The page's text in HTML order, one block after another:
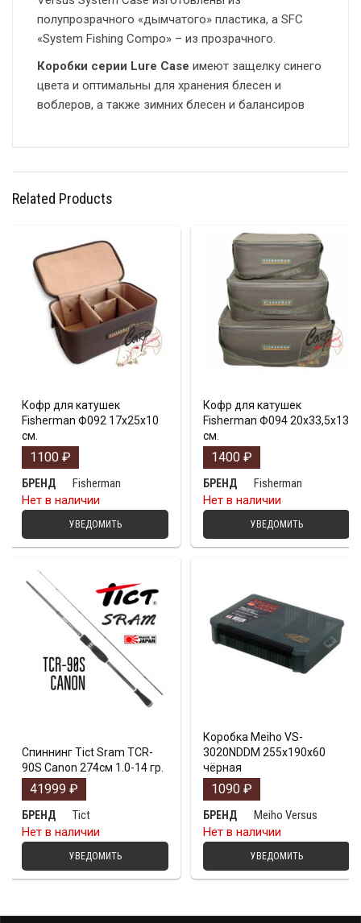
полупрозрачного «дымчатого» пластика, а SFC
«System Fishing Compo» – из прозрачного.
Коробки серии Lure Case имеют защелку синего
цвета и оптимальны для хранения блесен и
воблеров, а также зимних блесен и балансиров
Related Products
Кофр для катушек
Fisherman Ф092 17х25х10
см.
1100 ₽
БРЕНД
Fisherman
Нет в наличии
УВЕДОМИТЬ
Кофр для катушек
Fisherman Ф094 20х33,5х13
см.
1400 ₽
БРЕНД
Fisherman
Нет в наличии
УВЕДОМИТЬ
Спиннинг Tict Sram TCR-
90S Canon 274см 1.0-14 гр.
41999 ₽
БРЕНД
Tict
Нет в наличии
УВЕДОМИТЬ
Коробка Meiho VS-
3020NDDM 255x190x60
чёрная
1090 ₽
БРЕНД
Meiho Versus
Нет в наличии
УВЕДОМИТЬ